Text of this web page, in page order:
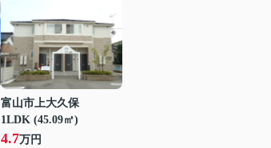
富山市上大久保
1LDK (45.09㎡)
4.7万円